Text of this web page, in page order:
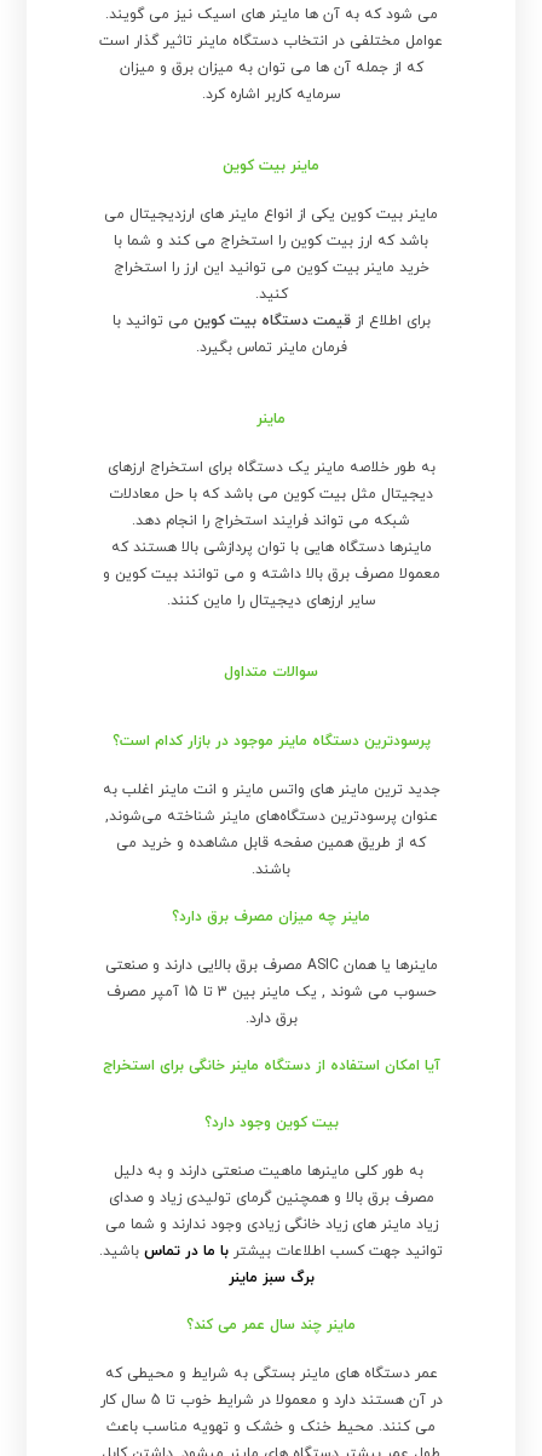
می شود که به آن ها ماینر های اسیک نیز می گویند.
عوامل مختلفی در انتخاب دستگاه ماینر تاثیر گذار است
که از جمله آن ها می توان به میزان برق و میزان
سرمایه کاربر اشاره کرد.
ماینر بیت کوین
ماینر بیت کوین یکی از انواع ماینر های ارزدیجیتال می
باشد که ارز بیت کوین را استخراج می کند و شما با
خرید ماینر بیت کوین می توانید این ارز را استخراج
کنید.
برای اطلاع ازقیمت دستگاه بیت کوین می توانید با
فرمان ماینر تماس بگیرد.
ماینر
به طور خلاصه ماینر یک دستگاه برای استخراج ارزهای
دیجیتال مثل بیت کوین می باشد که با حل معادلات
شبکه می تواند فرایند استخراج را انجام دهد.
ماینرها دستگاه هایی با توان پردازشی بالا هستند که
معمولا مصرف برق بالا داشته و می توانند بیت کوین و
سایر ارزهای دیجیتال را ماین کنند.
سوالات متداول
پرسودترین دستگاه ماینر موجود در بازار کدام است؟
جدید ترین ماینر های واتس ماینر و انت ماینر اغلب به
عنوان پرسودترین دستگاه‌های ماینر شناخته می‌شوند,
که از طریق همین صفحه قابل مشاهده و خرید می
باشند.
ماینر چه میزان مصرف برق دارد؟
ماینرها یا همان ASIC مصرف برق بالایی دارند و صنعتی
حسوب می شوند , یک ماینر بین 3 تا 15 آمپر مصرف
برق دارد.
آیا امکان استفاده از دستگاه ماینر خانگی برای استخراج
بیت کوین وجود دارد؟
به طور کلی ماینرها ماهیت صنعتی دارند و به دلیل
مصرف برق بالا و همچنین گرمای تولیدی زیاد و صدای
زیاد ماینر های زیاد خانگی زیادی وجود ندارند و شما می
توانید جهت کسب اطلاعات بیشتر با ما در تماسباشید.
برگ سبز ماینر
ماینر چند سال عمر می کند؟
عمر دستگاه های ماینر بستگی به شرایط و محیطی که
در آن هستند دارد و معمولا در شرایط خوب تا 5 سال کار
می کنند. محیط خنک و خشک و تهویه مناسب باعث